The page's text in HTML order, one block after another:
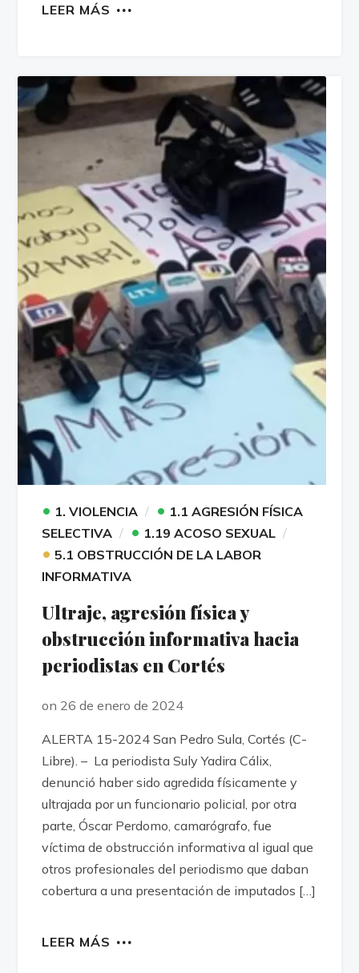
LEER MÁS
• 1. VIOLENCIA • 1.1 AGRESIÓN FÍSICA
SELECTIVA
• 1.19 ACOSO SEXUAL
• 5.1 OBSTRUCCIÓN DE LA LABOR
INFORMATIVA
Ultraje, agresión física y
obstrucción informativa hacia
periodistas en Cortés
on 26 de enero de 2024
ALERTA 15-2024 San Pedro Sula, Cortés (C-
Libre). – La periodista Suly Yadira Cálix,
denunció haber sido agredida físicamente y
ultrajada por un funcionario policial, por otra
parte, Óscar Perdomo, camarógrafo, fue
víctima de obstrucción informativa al igual que
otros profesionales del periodismo que daban
cobertura a una presentación de imputados […]
LEER MÁS